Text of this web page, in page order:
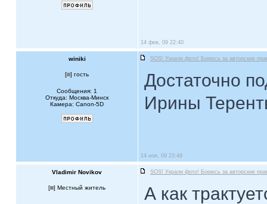
14 фев, 09 22:40
winiki SOS! Украли фото! Борюсь за авторские
[ ] гость
Сообщения: 1
Откуда: Москва-Минск
Камера: Canon-5D
Достаточно
Ирины
14 ноя, 09 23:49
Vladimir Novikov SOS! Украли фото! Борюсь за авторские
[ ] Местный житель
А как